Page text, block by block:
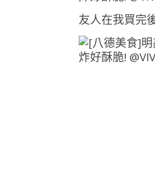
友人在我買完